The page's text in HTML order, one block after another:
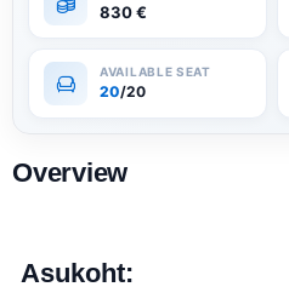
830€
20/20
Overview
Asukoht: